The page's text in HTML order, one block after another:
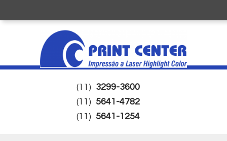
(11) 3299-3600
(11) 5641-4782
(11) 5641-1254